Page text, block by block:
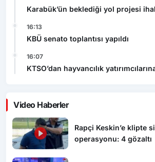
Karabük’ün beklediği yol projesi
16:13
KBÜ senato toplantısı yapıldı
16:07
KTSO’dan hayvancılık
Video Haberler
Rapçi Keskin’e klipte
operasyonu: 4 gözaltı